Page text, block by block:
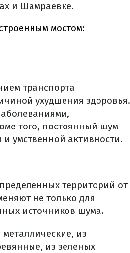
и Шамраевке.
мостом:
транспорта
ухудшения здоровья.
того, постоянный шум
умственной активности.
территорий от
не только для
источников шума.
из
из зеленых